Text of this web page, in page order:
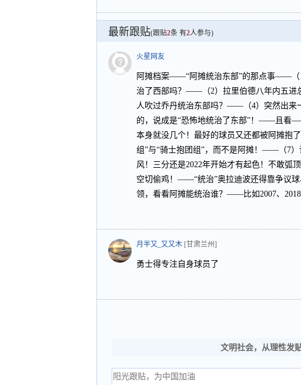
最新跟贴(跟贴2条 有2人参与)
火星网友
阿摊档案——“阿摊统治东部”的那点事——（
治了西部吗？——（2）拉里伯德八年内五
人吹过乔丹统治东部吗？——（4）突然出来
的，说成是“恐怖地统治了东部”！——且看
本身就没几个！最好的球员又还都被阿摊抱
组”与“骑士抱团组”，而不是阿摊！——（7
风！三分还是2022年开始才有起色！不敢弧
空切偷鸡！——“统治”奥拉迪波还得靠争议
领，看看阿摊能统治谁？——比如2007、2018
月半又_又又木 [甘肃兰州]
勇士得专注自身球员了
文明社会，从理性发